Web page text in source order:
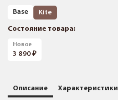
Base Kite
Состояние товара:
Новое
3 890
Описание Характеристики